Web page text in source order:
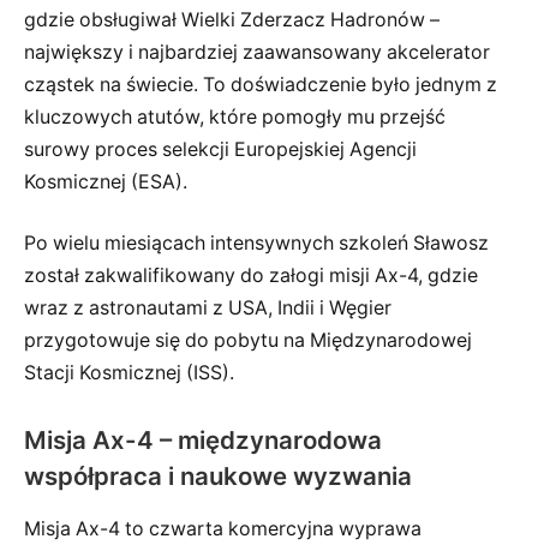
gdzie obsługiwał Wielki Zderzacz Hadronów –
największy i najbardziej zaawansowany akcelerator
cząstek na świecie. To doświadczenie było jednym z
kluczowych atutów, które pomogły mu przejść
surowy proces selekcji Europejskiej Agencji
Kosmicznej (ESA).
Po wielu miesiącach intensywnych szkoleń Sławosz
został zakwalifikowany do załogi misji Ax-4, gdzie
wraz z astronautami z USA, Indii i Węgier
przygotowuje się do pobytu na Międzynarodowej
Stacji Kosmicznej (ISS).
Misja Ax-4 – międzynarodowa
współpraca i naukowe wyzwania
Misja Ax-4 to czwarta komercyjna wyprawa